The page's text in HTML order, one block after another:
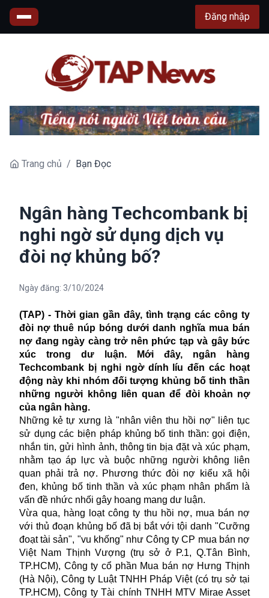
Đăng nhập
Trang chủ / Bạn Đọc
Ngân hàng Techcombank bị
nghi ngờ sử dụng dịch vụ
đòi nợ khủng bố?
Ngày đăng: 3/10/2024
(TAP) - Thời gian gần đây, tình trạng các công ty
đòi nợ thuê núp bóng dưới danh nghĩa mua bán
nợ đang ngày càng trở nên phức tạp và gây bức
xúc trong dư luận. Mới đây, ngân hàng
Techcombank bị nghi ngờ dính líu đến các hoạt
động này khi nhóm đối tượng khủng bố tinh thần
những người không liên quan để đòi khoản nợ
của ngân hàng.
Những kẻ tự xưng là "nhân viên thu hồi nợ" liên tục
sử dụng các biện pháp khủng bố tinh thần: gọi điện,
nhắn tin, gửi hình ảnh, thông tin bịa đặt và xúc phạm,
nhằm tạo áp lực và buộc những người không liên
quan phải trả nợ. Phương thức đòi nợ kiểu xã hội
đen, khủng bố tinh thần và xúc phạm nhân phẩm là
vấn đề nhức nhối gây hoang mang dư luận.
Vừa qua, hàng loạt công ty thu hồi nợ, mua bán nợ
với thủ đoạn khủng bố đã bị bắt với tội danh "Cưỡng
đoạt tài sản", "vu khống" như Công ty CP mua bán nợ
Việt Nam Thịnh Vượng (trụ sở ở P.1, Q.Tân Bình,
TP.HCM), Công ty cổ phần Mua bán nợ Hưng Thịnh
(Hà Nội), Công ty Luật TNHH Pháp Việt (có trụ sở tại
TP.HCM), Công ty Tài chính TNHH MTV Mirae Asset